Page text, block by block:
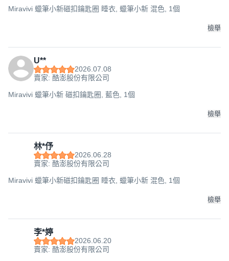
Miravivi 蠟筆小新磁扣鑰匙圈 睡衣, 蠟筆小新 混色, 1個
檢舉
U**
2026.07.08
賣家: 酷澎股份有限公司
Miravivi 蠟筆小新 磁扣鑰匙圈, 藍色, 1個
檢舉
林*伃
2026.06.28
賣家: 酷澎股份有限公司
Miravivi 蠟筆小新磁扣鑰匙圈 睡衣, 蠟筆小新 混色, 1個
檢舉
李*婷
2026.06.20
賣家: 酷澎股份有限公司